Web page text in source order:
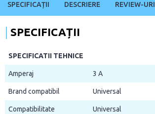
SPECIFICAȚII DESCRIERE REVIEW-URI
SPECIFICAȚII
SPECIFICATII TEHNICE
Amperaj 3 A
Brand compatibil Universal
Compatibilitate Universal